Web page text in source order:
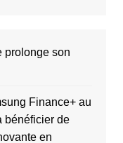
prolonge son
Finance+ au
bénéficier de
en